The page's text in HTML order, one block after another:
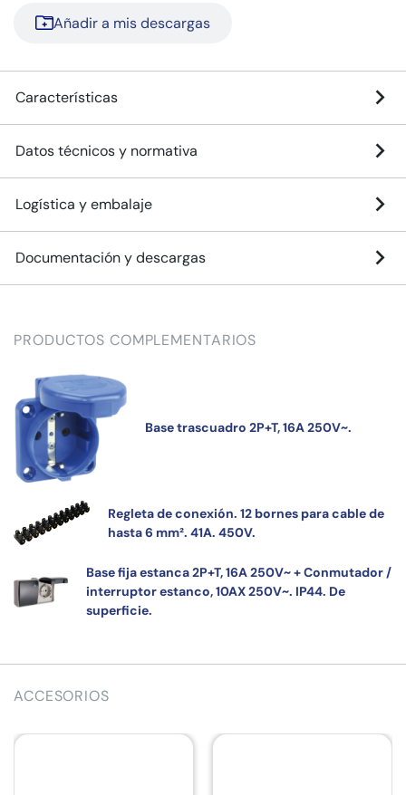
Añadir a mis descargas
Características
Datos técnicos y normativa
Logística y embalaje
Documentación y descargas
PRODUCTOS COMPLEMENTARIOS
Base trascuadro 2P+T, 16A 250V~.
Regleta de conexión. 12 bornes para cable de
hasta 6 mm². 41A. 450V.
Base fija estanca 2P+T, 16A 250V~ + Conmutador /
interruptor estanco, 10AX 250V~. IP44. De
superficie.
ACCESORIOS